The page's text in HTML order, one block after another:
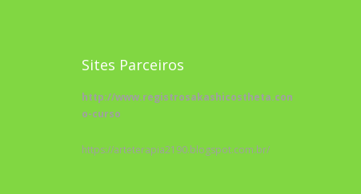
Sites Parceiros
http://www.registrosakashicostheta.com/curso/sobre-
o-curso
https://arteterapia2190.blogspot.com.br/